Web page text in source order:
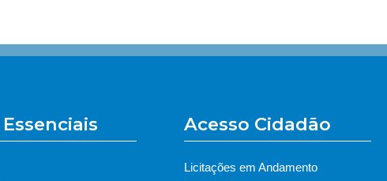
Acesso Cidadão
Licitações em Andamento